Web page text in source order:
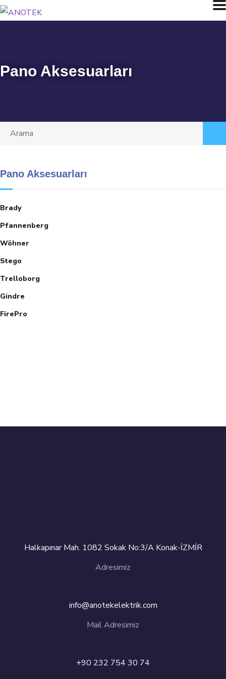
Pano Aksesuarları
Pano Aksesuarları
Brady
Pfannenberg
Wöhner
Stego
Trelloborg
Gindre
FirePro
Halkapınar Mah. 1082 Sokak No:3/A Konak-İZMİR
Adresimiz
info@anotekelektrik.com
Mail Adresimiz
+90 232 754 30 74